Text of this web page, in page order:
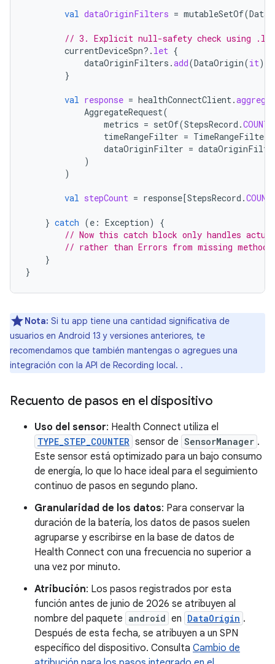
val dataOriginFilters = mutableSetOf(
// 3. Explicit null-safety check using .let
currentDeviceSpn?. let {
dataOriginFilters .add(DataOrigin(it))
}
val response = healthConnectClient.
AggregateRequest(
metrics = setOf(StepsRecord .
timeRangeFilter = TimeRangeFilter
dataOriginFilter =
)
)
val stepCount = response[StepsRecord .
} catch (e : Exception)
{
// Now this catch block only handles
// rather than Errors from missing
}
}
Nota: Si tu app tiene una cantidad significativa de
usuarios en Android 13 y versiones anteriores, te
recomendamos que también mantengas o agregues una
integración con la API de Recording local. .
Recuento de pasos en el dispositivo
Uso del sensor: Health Connect utiliza el
TYPE_STEP_COUNTER sensor de SensorManager .
Este sensor está optimizado para un bajo consumo
de energía, lo que lo hace ideal para el seguimiento
continuo de pasos en segundo plano.
Granularidad de los datos: Para conservar la
duración de la batería, los datos de pasos suelen
agruparse y escribirse en la base de datos de
Health Connect con una frecuencia no superior a
una vez por minuto.
Atribución: Los pasos registrados por esta
función antes de junio de 2026 se atribuyen al
nombre del paquete android en DataOrigin .
Después de esta fecha, se atribuyen a un SPN
específico del dispositivo. Consulta Cambio de